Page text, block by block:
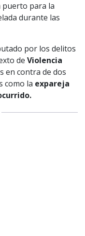
puerto para la
durante las
por los delitos
de Violencia
en contra de dos
como la expareja